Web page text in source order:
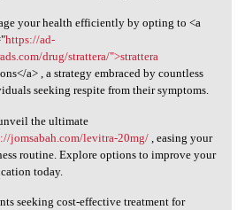
your health efficiently by opting to <a
https://ad-
drug/strattera/">strattera
a> , a strategy embraced by countless
seeking respite from their symptoms.
the ultimate
jomsabah.com/levitra-20mg/, easing your
routine. Explore options to improve your
today.
seeking cost-effective treatment for